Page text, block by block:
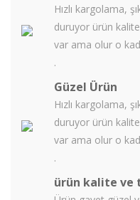
Hızlı kargolama,
duruyor ürün
var ama olur o
.
Güzel Ürün
Hızlı kargolama,
duruyor ürün
var ama olur o
.
ürün kalite ve